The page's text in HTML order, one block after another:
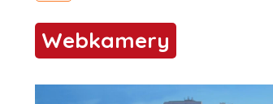
Webkamery